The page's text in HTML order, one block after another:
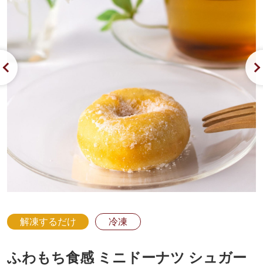
解凍するだけ 冷凍
ふわもち食感 ミニドーナツ シュガー